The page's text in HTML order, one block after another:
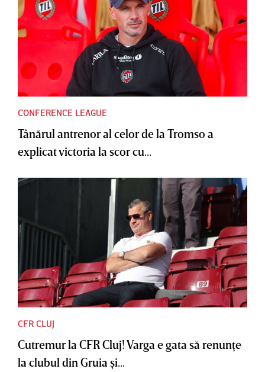
CONFERENCE LEAGUE
Tânărul antrenor al celor de la Tromso a
explicat victoria la scor cu...
CFR CLUJ
Cutremur la CFR Cluj! Varga e gata să renunţe
la clubul din Gruia şi...